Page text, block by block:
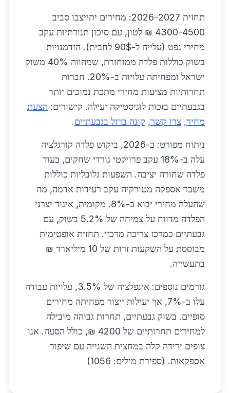
תחזית 2026-2027: מחירים יתייצבו סביב
4300-4500 ₪ לטון, עם סיכון תנודתיות עקב
מחירי נפט (עלייה ל-90$ לחבית). הזדמנויות
בשוק כוללות פלדה ממוחזרת, שמהווה 40% משוק
ישראל ומפחיתה עלויות ב-20%. חברות
תחרותיות מציעות מחירי מתכת נמוכים יותר
בגבעתיים בזכות לוגיסטיקה יעילה. קישורים: הצעת
מחיר, צרו קשר, קונה ברזל בגבעתיים.
ניתוח מפורט: ב-2026, ביקוש פלדה קורגלציה
עלה ב-18% עקב פרויקטי גורדי שחקים, בעוד
פלדה שחורה יציבה. השפעות גלובליות כוללות
משבר אספקה מטורקיה עקב רעידות אדמה, מה
שהעלה מחירי יבוא ב-8%. מקומית, איגוד יצרני
הפלדה מדווח על צמיחה של 5.2% בשוק, עם
גבעתיים כמרכז צריכה מרכזי. תחזית אופטימית
מבוססת על השקעות זרות של 10 מיליארד ₪
בתעשייה.
גורמים נוספים: אינפלציה של 3.5%, עלויות עבודה
עלו ב-7%, אך יעילות ייצור מפחיתה מחירים
סופיים. בשוק גבעתיים, תחרות גבוהה מובילה
למחירים תחרותיים של 4200 ₪, כולל הסעה. אנו
צופים ירידה קלה במחצית השנייה עם שיפור
אספקאות. (ספירת מילים: 1056)